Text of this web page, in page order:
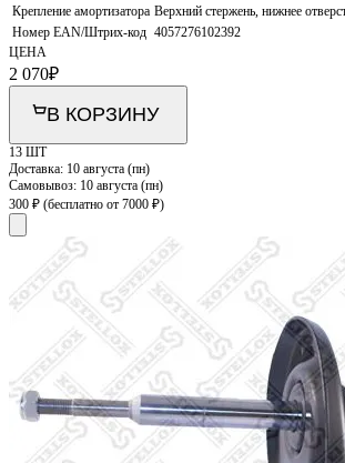
Крепление амортизатора Верхний стержень, нижнее
Номер EAN/Штрих-код 4057276102392
ЦЕНА
2 070₽
В КОРЗИНУ
13 ШТ
Доставка: 10 августа (пн)
Самовывоз: 10 августа (пн)
300 ₽ (бесплатно от 7000 ₽)